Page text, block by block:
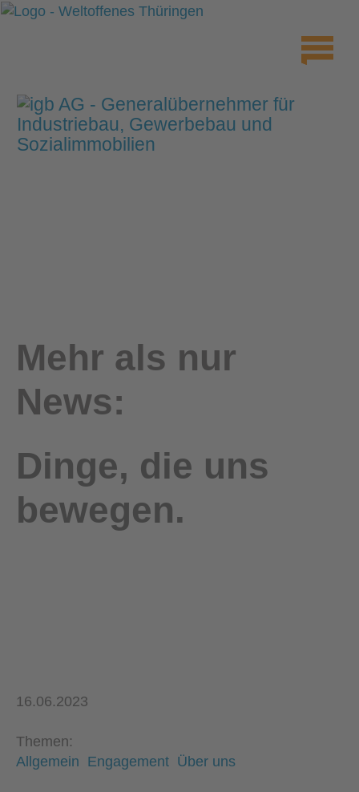
Mehr als nur
News:
Dinge, die uns
bewegen.
16.06.2023
Themen:
Allgemein Engagement Über uns